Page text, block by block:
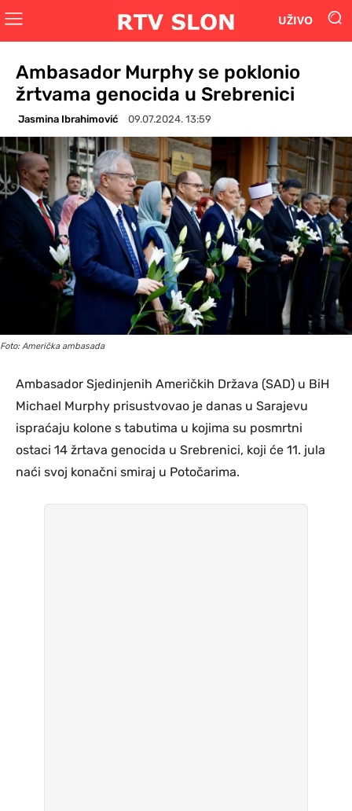
UŽIVO
Ambasador Murphy se poklonio
žrtvama genocida u Srebrenici
Jasmina Ibrahimović 09.07.2024. 13:59
Foto: Američka ambasada
Ambasador Sjedinjenih Američkih Država (SAD) u BiH
Michael Murphy prisustvovao je danas u Sarajevu
ispraćaju kolone s tabutima u kojima su posmrtni
ostaci 14 žrtava genocida u Srebrenici, koji će 11. jula
naći svoj konačni smiraj u Potočarima.